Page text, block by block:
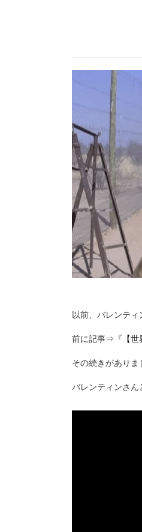
以前、バレンティ
前に記事⇒ 『【
その続きがありま
バレンティンさん